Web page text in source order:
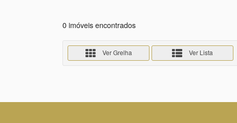
0 imóveis encontrados
Ver Grelha Ver Lista